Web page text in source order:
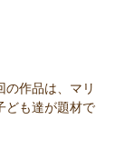
の作品は、マリ
ども達が題材で